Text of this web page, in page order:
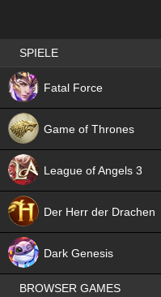
Best RPG games in Germany
SPIELE
Fatal Force
Game of Thrones
League of Angels 3
Der Herr der Drachen
Dark Genesis
BROWSER GAMES